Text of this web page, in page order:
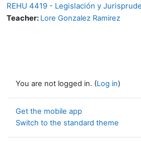
REHU 4419 - Legislación y
Teacher: Lore Gonzalez Ramirez
You are not logged in. (Log in)
Get the mobile app
Switch to the standard theme